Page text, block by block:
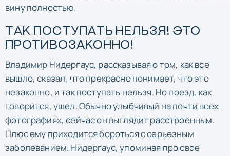
вину полностью.
ТАК ПОСТУПАТЬ НЕЛЬЗЯ! ЭТО
ПРОТИВОЗАКОННО!
Владимир Нидергаус, рассказывая о том, как все
вышло, сказал, что прекрасно понимает, что это
незаконно, и так поступать нельзя. Но поезд, как
говорится, ушел. Обычно улыбчивый на почти всех
фотографиях, сейчас он выглядит расстроенным.
Плюс ему приходится бороться с серьезным
заболеванием. Нидергаус, упоминая про свое